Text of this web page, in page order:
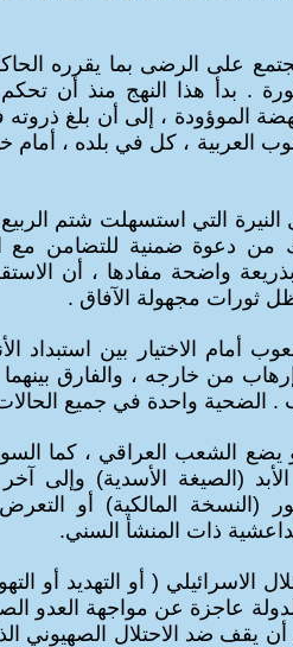
على الرضى بما يقرره
. بدأ هذا النهج منذ أن تحكم
الموؤودة ، إلى أن بلغ
العربية ، كل في بلده ، أمام
التي استسهلت شتم
من دعوة ضمنية للتضامن مع
واضحة مفادها ، أن
ثورات مجهولة الآفاق .
أمام الاختيار بين استبداد
من خارجه ، والفارق بينهما
. الضحية واحدة في جميع
يضع الشعب العراقي ، كما
(الصيغة الأسدية) وإلى
(النسخة المالكية) أو
ذات المنشأ السني.
الاسرائيلي ( أو التهديد أو
عاجزة عن مواجهة العدو
أن يقف ضد الاحتلال الصهيوني